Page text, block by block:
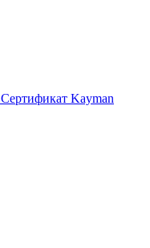
Сертификат Kayman